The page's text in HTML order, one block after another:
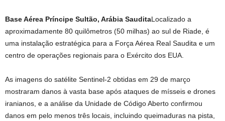
Base Aérea Príncipe Sultão, Arábia SauditaLocalizado a
aproximadamente 80 quilômetros (50 milhas) ao sul de Riade, é
uma instalação estratégica para a Força Aérea Real Saudita e um
centro de operações regionais para o Exército dos EUA.
As imagens do satélite Sentinel-2 obtidas em 29 de março
mostraram danos à vasta base após ataques de mísseis e drones
iranianos, e a análise da Unidade de Código Aberto confirmou
danos em pelo menos três locais, incluindo queimaduras na pista,